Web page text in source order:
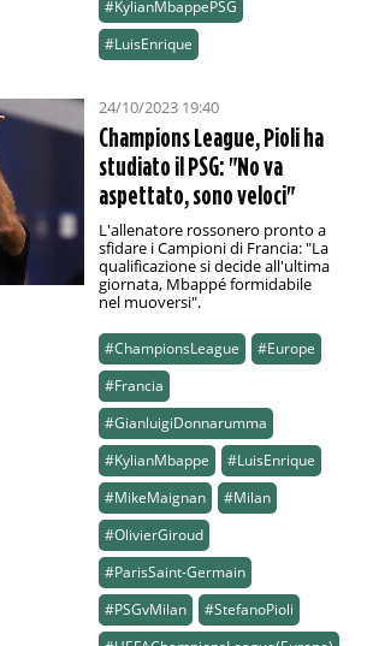
#KylianMbappePSG
#LuisEnrique
24/10/2023 19:40
Champions League, Pioli ha
studiato il PSG: "No va
aspettato, sono veloci"
L'allenatore rossonero pronto a
sfidare i Campioni di Francia: "La
qualificazione si decide all'ultima
giornata, Mbappé formidabile
nel muoversi".
#ChampionsLeague
#Europe
#Francia
#GianluigiDonnarumma
#KylianMbappe
#LuisEnrique
#MikeMaignan
#Milan
#OlivierGiroud
#ParisSaint-Germain
#PSGvMilan
#StefanoPioli